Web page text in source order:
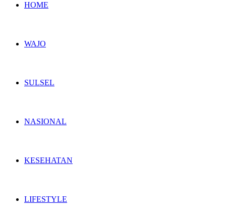
HOME
WAJO
SULSEL
NASIONAL
KESEHATAN
LIFESTYLE